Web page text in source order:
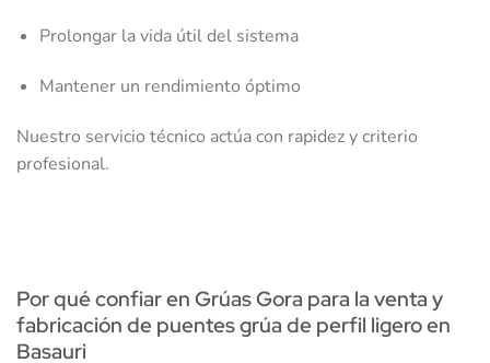
Prolongar la vida útil del sistema
Mantener un rendimiento óptimo
Nuestro servicio técnico actúa con rapidez y criterio
profesional.
Por qué confiar en Grúas Gora para la venta y
fabricación de puentes grúa de perfil ligero en
Basauri